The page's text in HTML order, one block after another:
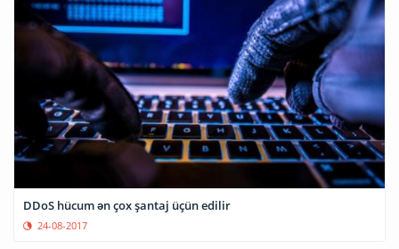
DDoS hücum ən çox şantaj üçün edilir
24-08-2017